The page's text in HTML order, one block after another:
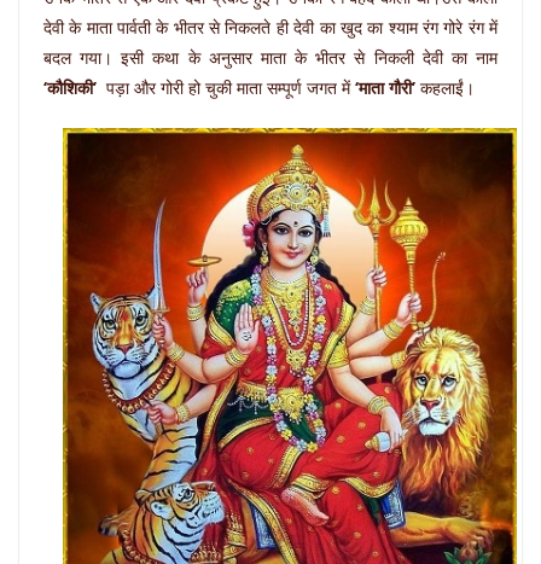
देवी के माता पार्वती के भीतर से निकलते ही देवी का खुद का श्‍याम रंग गोरे रंग में
बदल गया। इसी कथा के अनुसार माता के भीतर से निकली देवी का नाम
‘कौशिकी’ पड़ा और गोरी हो चुकी माता सम्पूर्ण जगत में‘माता गौरी’ कहलाईं।